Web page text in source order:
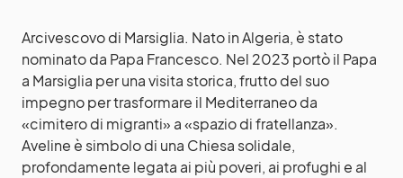
Arcivescovo di Marsiglia. Nato in Algeria, è stato
nominato da Papa Francesco. Nel 2023 portò il Papa
a Marsiglia per una visita storica, frutto del suo
impegno per trasformare il Mediterraneo da
«cimitero di migranti» a «spazio di fratellanza».
Aveline è simbolo di una Chiesa solidale,
profondamente legata ai più poveri, ai profughi e al